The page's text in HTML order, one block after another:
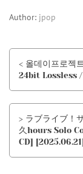
Author: jpop
< 올데이프로젝
24bit Lossless
> ラブライブ！
久hours Solo
CD]